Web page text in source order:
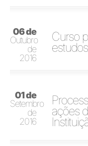
06 de
Outubro
de
2016
Curso
01 de
Setembro
de
2016
ações